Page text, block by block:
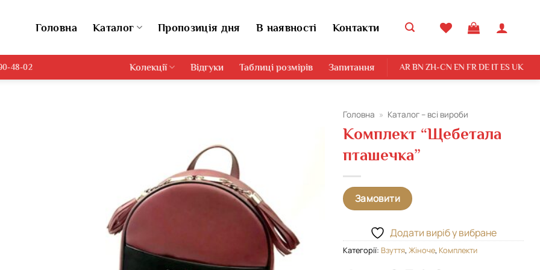
Головна Каталог Пропозиція дня В наявності Контакти
48-02 Колекції Відгуки Таблиці розмірів Запитання AR BN ZH-CN EN FR DE IT ES UK
Головна » Каталог – всі вироби
Комплект “Щебетала
пташечка”
Замовити
Додати виріб у вибране
Категорії: Взуття, Жіноче, Комплекти